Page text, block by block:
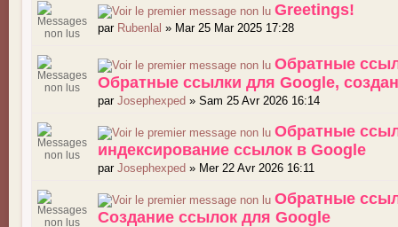
Greetings!
par Rubenlal » Mar 25 Mar 2025 17:28
Обратные
Обратные ссылки для Google,
par Josephexped » Sam 25 Avr 2026 16:14
Обратные
индексирование ссылок в Google
par Josephexped » Mer 22 Avr 2026 16:11
Обратные
Создание ссылок для Google